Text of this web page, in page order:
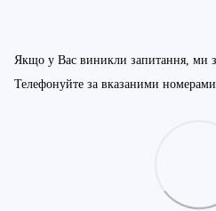
Якщо у Вас виникли запитання, ми з
Телефонуйте за вказаними номерами